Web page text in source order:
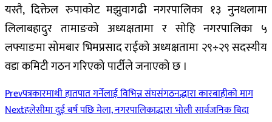
यस्तै, दिक्तेल रुपाकोट मझुवागढी नगरपालिका १३ नुनथलामा
लिलाबहादुर तामाङको अध्यक्षतामा र सोहि नगरपालिका ५
लफ्याङमा सोमबार भिमप्रसाद राईको अध्यक्षतामा २९÷२९ सदस्यीय
वडा कमिटी गठन गरिएको पार्टीले जनाएको छ ।
Prevपत्रकारमाथी हातपात गर्नेलाई विभिन्न संघसंगठनद्धारा कारबाहीको माग
Nextहलेसीमा दुई बर्ष पछि मेला, नगरपालिकाद्धारा भोली सार्वजनिक बिदा